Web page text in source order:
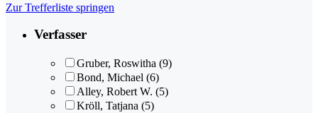
Zur Trefferliste springen
Verfasser
Gruber, Roswitha (9)
Bond, Michael (6)
Alley, Robert W. (5)
Kröll, Tatjana (5)